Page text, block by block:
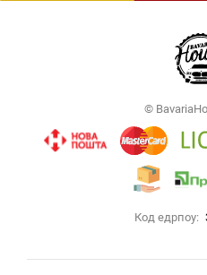
©
Код едрпоу: